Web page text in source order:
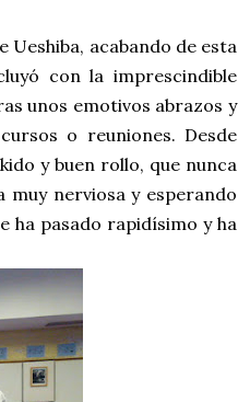
acabando de esta
con la imprescindible
unos emotivos abrazos y
o reuniones. Desde
y buen rollo, que nunca
nerviosa y esperando
ha pasado rapidísimo y ha